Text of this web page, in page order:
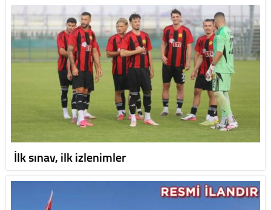
İlk sınav, ilk izlenimler